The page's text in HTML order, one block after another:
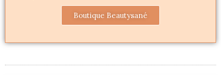
Boutique Beautysané